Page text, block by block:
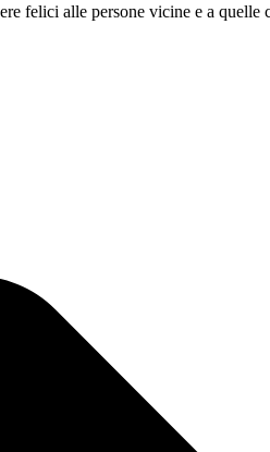
felici alle persone vicine e a quelle